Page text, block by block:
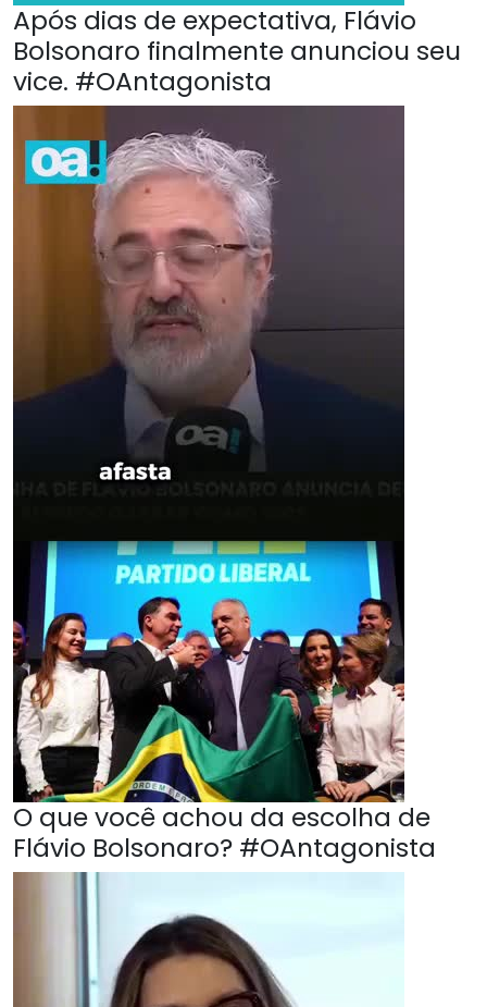
Após dias de expectativa, Flávio
Bolsonaro finalmente anunciou seu
vice. #OAntagonista
O que você achou da escolha de
Flávio Bolsonaro? #OAntagonista